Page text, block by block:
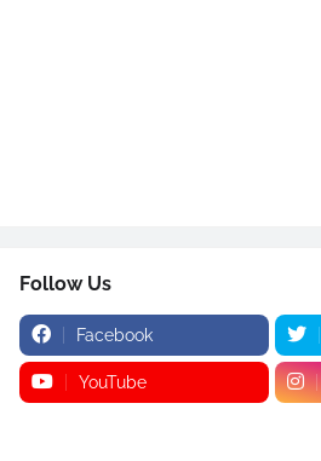
Follow Us
Facebook
YouTube